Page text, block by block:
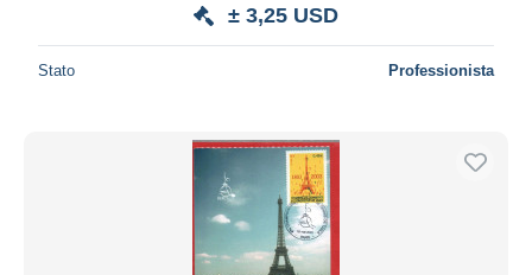
± 3,25 USD
Stato Professionista